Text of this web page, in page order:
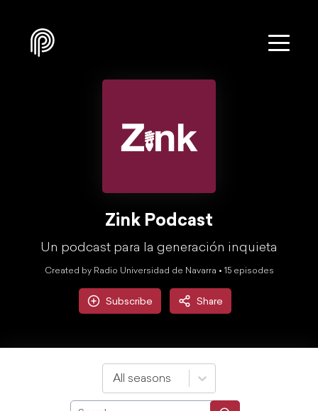
Zink Podcast
Un podcast para la generación inquieta
Created by Radio Universidad de Navarra • 15episodes
Subscribe Share
All seasons